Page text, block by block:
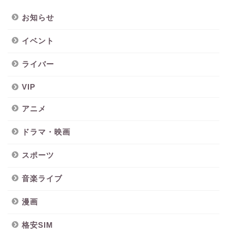
お知らせ
イベント
ライバー
VIP
アニメ
ドラマ・映画
スポーツ
音楽ライブ
漫画
格安SIM